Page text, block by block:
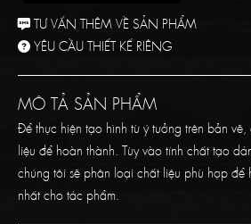
TƯ VẤN THÊM VỀ SẢN PHẨM
YÊU CẦU THIẾT KẾ RIÊNG
MÔ TẢ SẢN PHẨM
Để thực hiện tạo hình từ ý tưởng trên bản
liệu để hoàn thành. Tùy vào tính chất tạo
chúng tôi sẽ phân loại chất liệu phù hợp để
nhất cho tác phẩm.